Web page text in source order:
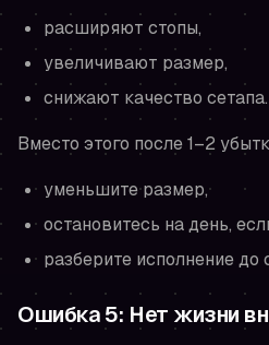
расширяют стопы,
увеличивают размер,
снижают качество сетапа.
Вместо этого после 1–2
уменьшите размер,
остановитесь на день,
разберите исполнение
Ошибка 5: Нет жизни